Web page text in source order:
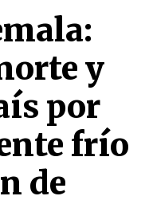
y
por
frío
de